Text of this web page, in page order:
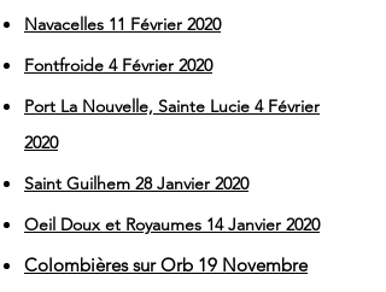
Navacelles 11 Février 2020
Fontfroide 4 Février 2020
Port La Nouvelle, Sainte Lucie 4 Février
2020
Saint Guilhem 28 Janvier 2020
Oeil Doux et Royaumes 14 Janvier 2020
Colombières sur Orb 19 Novembre